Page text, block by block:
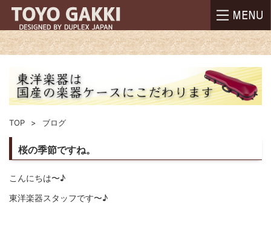
TOP ブログ
桜の季節ですね。
こんにちは〜♪
東洋楽器スタッフです〜♪